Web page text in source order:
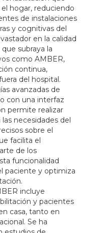
hogar, reduciendo
de instalaciones
y cognitivas del
en la calidad
subraya la
como AMBER,
continua,
del hospital.
avanzadas de
con una interfaz
permite realizar
necesidades del
sobre el
facilita el
de los
funcionalidad
paciente y optimiza
incluye
y pacientes
casa, tanto en
Se ha